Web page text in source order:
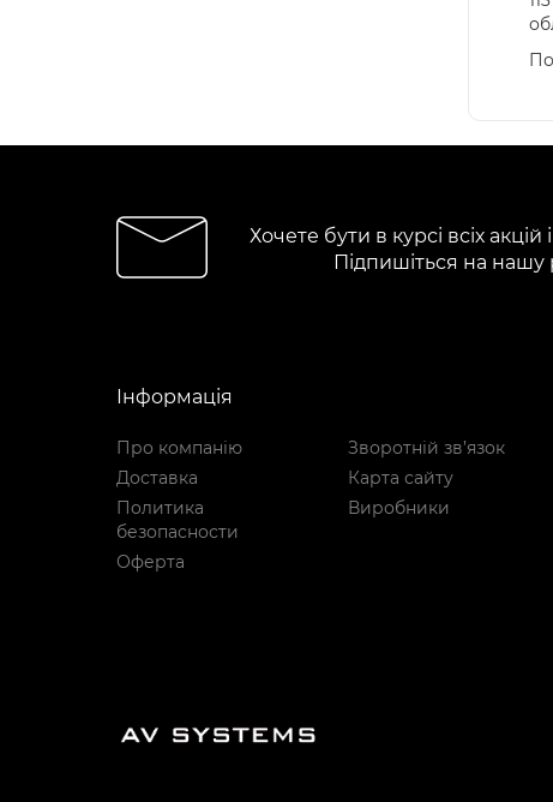
Хочете бути в курсі всіх акцій
Підпишіться на нашу
Інформація
Про компанію
Доставка
Политика
безопасности
Оферта
Зворотній зв’язок
Карта сайту
Виробники